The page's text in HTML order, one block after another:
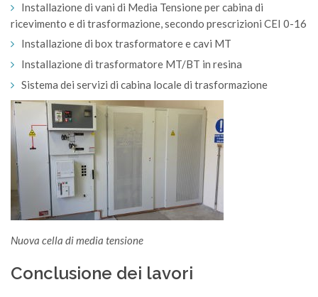
Installazione di vani di Media Tensione per cabina di
ricevimento e di trasformazione, secondo prescrizioni CEI 0-16
Installazione di box trasformatore e cavi MT
Installazione di trasformatore MT/BT in resina
Sistema dei servizi di cabina locale di trasformazione
Nuova cella di media tensione
Conclusione dei lavori